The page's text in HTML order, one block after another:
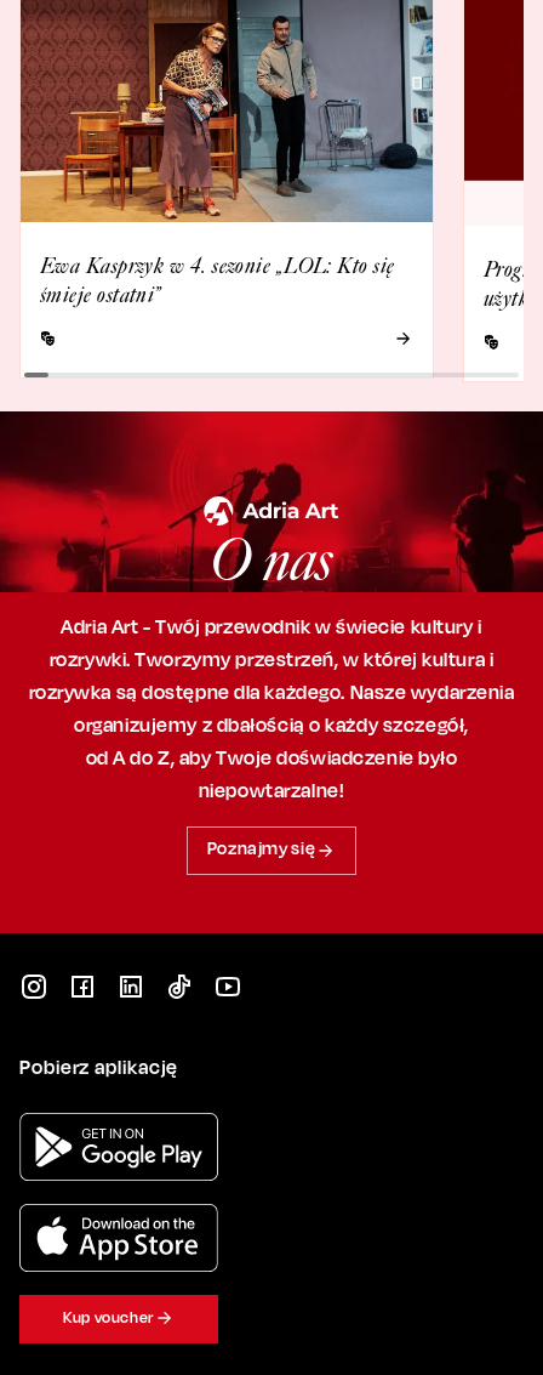
Ewa Kasprzyk w 4. sezonie „LOL: Kto się
śmieje ostatni”
O nas
Adria Art - Twój przewodnik w świecie kultury i
rozrywki. Tworzymy przestrzeń,w której kultura i
rozrywka są dostępne dla każdego. Nasze wydarzenia
organizujemy z dbałością o każdy szczegół,
od A do Z, abyTwoje doświadczenie było
niepowtarzalne!
Poznajmy się
Pobierz aplikację
Kup voucher